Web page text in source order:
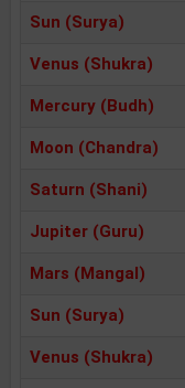
Sun (Surya)
Venus (Shukra)
Mercury (Budh)
Moon (Chandra)
Saturn (Shani)
Jupiter (Guru)
Mars (Mangal)
Sun (Surya)
Venus (Shukra)